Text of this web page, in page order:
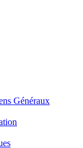
Généraux